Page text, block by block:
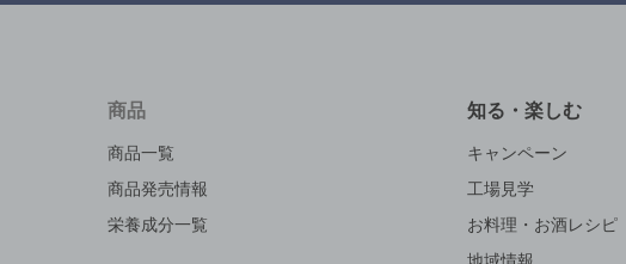
商品
商品一覧
商品発売情報
栄養成分一覧
知る・楽しむ
キャンペーン
工場見学
お料理・お酒レシピ
地域情報